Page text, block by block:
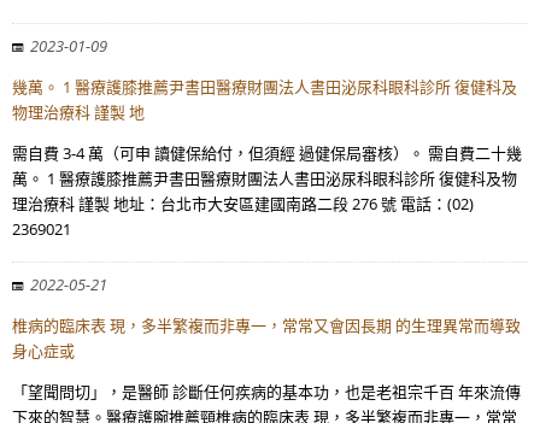
2023-01-09
幾萬。 1 醫療護膝推薦尹書田醫療財團法人書田泌尿科眼科診所 復健科及
物理治療科 謹製 地
需自費 3-4 萬（可申 讀健保給付，但須經 過健保局審核）。 需自費二十幾
萬。 1 醫療護膝推薦尹書田醫療財團法人書田泌尿科眼科診所 復健科及物
理治療科 謹製 地址：台北市大安區建國南路二段 276 號 電話：(02)
2369021
2022-05-21
椎病的臨床表 現，多半繁複而非專一，常常又會因長期 的生理異常而導致
身心症或
「望聞問切」，是醫師 診斷任何疾病的基本功，也是老祖宗千百 年來流傳
下來的智慧。醫療護腕推薦頸椎病的臨床表 現，多半繁複而非專一，常常